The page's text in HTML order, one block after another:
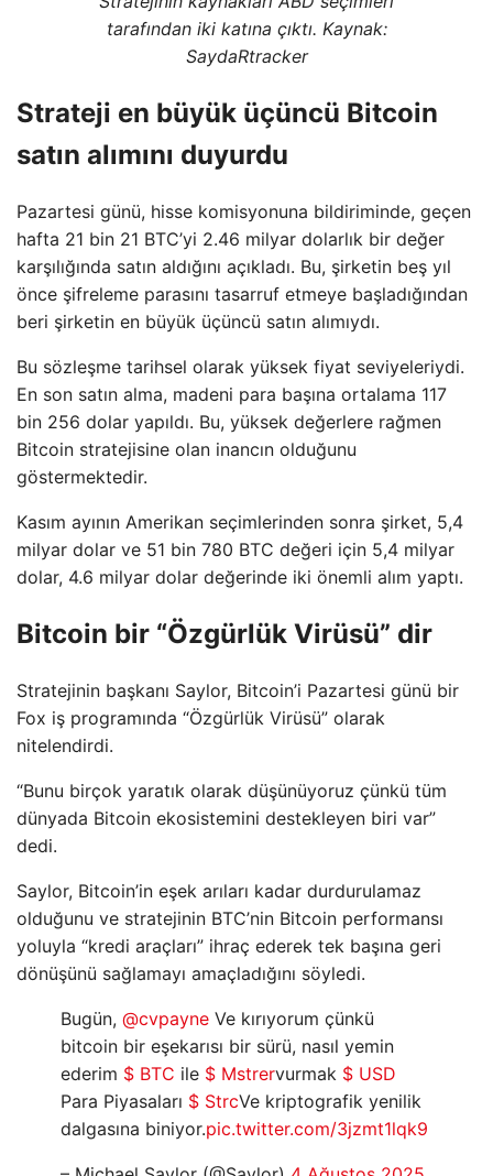
tarafından iki katına çıktı. Kaynak:
SaydaRtracker
Strateji en büyük üçüncü Bitcoin
satın alımını duyurdu
Pazartesi günü, hisse komisyonuna bildiriminde, geçen
hafta 21 bin 21 BTC’yi 2.46 milyar dolarlık bir değer
karşılığında satın aldığını açıkladı. Bu, şirketin beş yıl
önce şifreleme parasını tasarruf etmeye başladığından
beri şirketin en büyük üçüncü satın alımıydı.
Bu sözleşme tarihsel olarak yüksek fiyat seviyeleriydi.
En son satın alma, madeni para başına ortalama 117
bin 256 dolar yapıldı. Bu, yüksek değerlere rağmen
Bitcoin stratejisine olan inancın olduğunu
göstermektedir.
Kasım ayının Amerikan seçimlerinden sonra şirket, 5,4
milyar dolar ve 51 bin 780 BTC değeri için 5,4 milyar
dolar, 4.6 milyar dolar değerinde iki önemli alım yaptı.
Bitcoin bir “Özgürlük Virüsü” dir
Stratejinin başkanı Saylor, Bitcoin’i Pazartesi günü bir
Fox iş programında “Özgürlük Virüsü” olarak
nitelendirdi.
“Bunu birçok yaratık olarak düşünüyoruz çünkü tüm
dünyada Bitcoin ekosistemini destekleyen biri var”
dedi.
Saylor, Bitcoin’in eşek arıları kadar durdurulamaz
olduğunu ve stratejinin BTC’nin Bitcoin performansı
yoluyla “kredi araçları” ihraç ederek tek başına geri
dönüşünü sağlamayı amaçladığını söyledi.
Bugün, @cvpayne Ve kırıyorum çünkü
bitcoin bir eşekarısı bir sürü, nasıl yemin
ederim $ BTC ile $ Mstrervurmak $ USD
Para Piyasaları $ StrcVe kriptografik yenilik
dalgasına biniyor.pic.twitter.com/3jzmt1lqk9